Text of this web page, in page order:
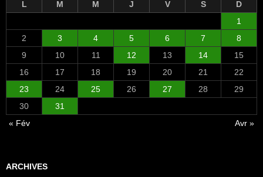
L M M J V S
D
1
2
3 4 5 6 7
8
9
10 11 12 13 14
15
16
17 18 19 20 21
22
23
24 25 26 27 28
29
30
31
« Fév
Avr »
ARCHIVES